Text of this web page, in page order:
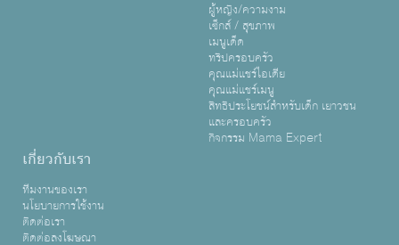
ผู้หญิง/ความงาม
เซ็กส์ / สุขภาพ
เมนูเด็ด
ทริปครอบครัว
คุณแม่แชร์ไอเดีย
คุณแม่แชร์เมนู
สิทธิประโยชน์สำหรับเด็ก เยาวชน
และครอบครัว
กิจกรรม Mama Expert
เกี่ยวกับเรา
ทีมงานของเรา
นโยบายการใช้งาน
ติดต่อเรา
ติดต่อลงโฆษณา